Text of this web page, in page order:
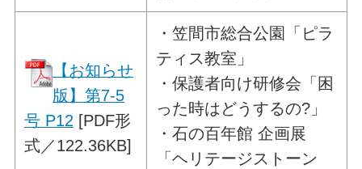
【お知らせ
版】第7-5
号 P12 [PDF形
式／122.36KB]
・笠間市総合公園「ピラ
ティス教室」
・保護者向け研修会「困
った時はどうするの?」
・石の百年館 企画展
「ヘリテージストーン